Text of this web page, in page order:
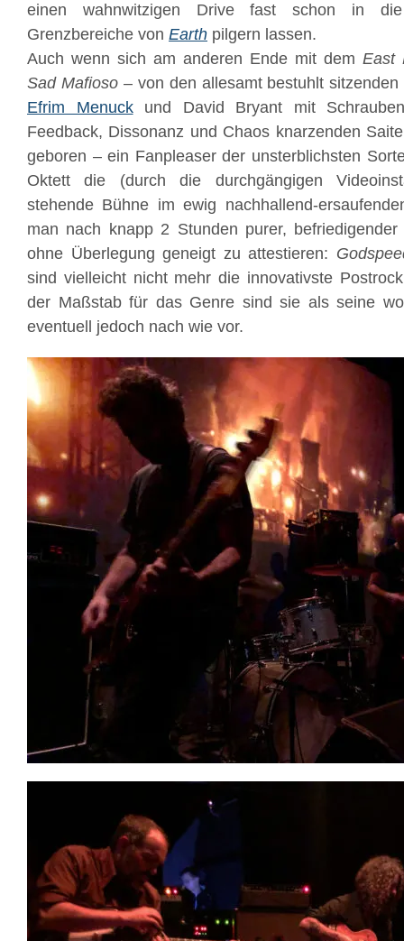
einen wahnwitzigen Drive fast schon in die
Grenzbereiche von Earth pilgern lassen.
Auch wenn sich am anderen Ende mit dem East
Sad Mafioso– von den allesamt bestuhlt sitzenden
Efrim Menuckund David Bryant mit
Feedback, Dissonanz und Chaos knarzenden
geboren – ein Fanpleaser der unsterblichsten
Oktett die (durch die durchgängigen
stehende Bühne im ewig nachhallend-
man nach knapp 2 Stunden purer, befriedigender
ohne Überlegung geneigt zu attestieren:
sind vielleicht nicht mehr die innovativste
der Maßstab für das Genre sind sie als seine
eventuell jedoch nach wie vor.